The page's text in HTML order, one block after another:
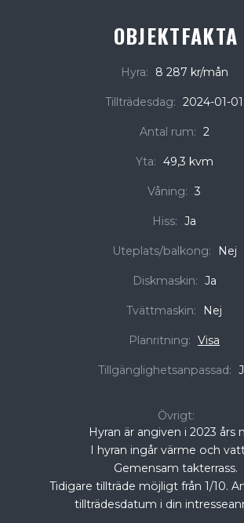
OBJEKTFAKTA
Hyra: 8 287 kr/mån
Tillträdesdag: 2024-01-01
Antal rum: 2
Yta: 49,3 kvm
Våning: 3
Hiss: Ja
Uteplats/balkong: Nej
Diskmaskin: Ja
Tvättmaskin: Nej
Planritning: Visa
Tillgänglighetsanpassad:
Övrigt:
Hyran är angiven i 2023 års
I hyran ingår värme och
Gemensam takterrass.
Tidigare tillträde möjligt från 1/10.
tillträdesdatum i din